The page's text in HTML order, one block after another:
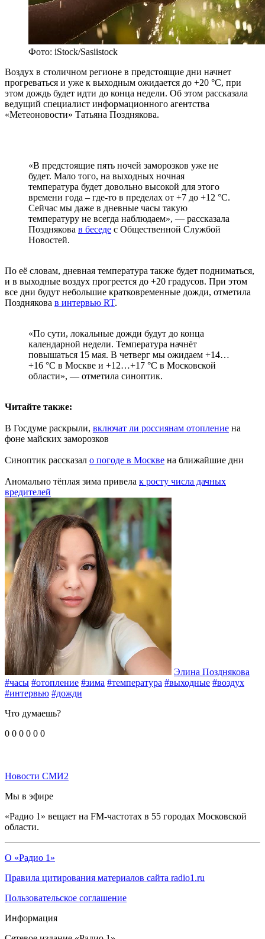
Фото: iStock/Sasiistock
Воздух в столичном регионе в предстоящие дни начнет
прогреваться и уже к выходным ожидается до +20 °С, при
этом дождь будет идти до конца недели. Об этом рассказала
ведущий специалист информационного агентства
«Метеоновости» Татьяна Позднякова.
«В предстоящие пять ночей заморозков уже не
будет. Мало того, на выходных ночная
температура будет довольно высокой для этого
времени года – где-то в пределах от +7 до +12 °С.
Сейчас мы даже в дневные часы такую
температуру не всегда наблюдаем», — рассказала
Позднякова в беседе с Общественной Службой
Новостей.
По её словам, дневная температура также будет подниматься,
и в выходные воздух прогреется до +20 градусов. При этом
все дни будут небольшие кратковременные дожди, отметила
Позднякова в интервью RT.
«По сути, локальные дожди будут до конца
календарной недели. Температура начнёт
повышаться 15 мая. В четверг мы ожидаем +14…
+16 °С в Москве и +12…+17 °С в Московской
области», — отметила синоптик.
Читайте также:
В Госдуме раскрыли, включат ли россиянам отопление на
фоне майских заморозков
Синоптик рассказал о погоде в Москве на ближайшие дни
Аномально тёплая зима привела к росту числа дачных
вредителей
Элина Позднякова
#часы #отопление #зима #температура #выходные #воздух
#интервью #дожди
Что думаешь?
0 0 0 0 0 0
Новости СМИ2
Мы в эфире
«Радио 1» вещает на FM-частотах в 55 городах Московской
области.
О «Радио 1»
Правила цитирования материалов сайта radio1.ru
Пользовательское соглашение
Информация